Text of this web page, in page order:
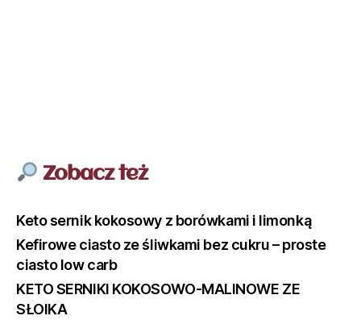
Zobacz też
Keto sernik kokosowy z borówkami i limonką
Kefirowe ciasto ze śliwkami bez cukru – proste
ciasto low carb
KETO SERNIKI KOKOSOWO-MALINOWE ZE
SŁOIKA